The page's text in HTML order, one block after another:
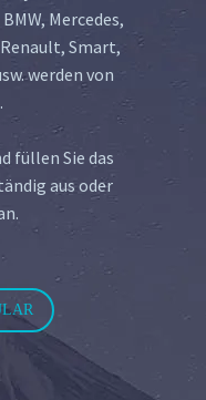
Mercedes,
Smart,
werden von
füllen Sie das
aus oder